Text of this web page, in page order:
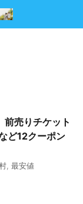
前売りチケット
ど12クーポン
最安値